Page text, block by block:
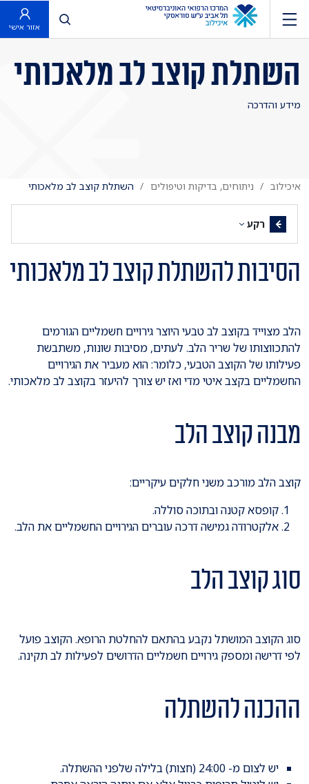
פתח חיפוש
אזור אישי
השתלת קוצב לב מלאכותי
מידע והדרכה
איכילוב ניתוחים, בדיקות וטיפולים השתלת קוצב לב מלאכותי
רקע
הסיבות להשתלת קוצב לב מלאכותי
הלב מצוייד בקוצב לב טבעי היוצר גירויים חשמליים הגורמים
להתכווצותו של שריר הלב. לעתים, מסיבות שונות, משתבשת
פעילותו של הקוצב הטבעי, כלומר: הוא מעביר את הגירויים
החשמליים בקצב איטי מדי ואז יש צורך להיעזר בקוצב לב מלאכותי.
מבנה קוצב הלב
קוצב הלב מורכב משני חלקים עיקריים:
קופסא קטנה ובתוכה סוללה.
אלקטרודה גמישה דרכה עוברים הגירויים החשמליים את הלב.
סוג קוצב הלב
סוג הקוצב המושתל נקבע בהתאם להחלטת הרופא. הקוצב פועל
לפי דרישה ומספק גירויים חשמליים הדרושים לפעילות לב תקינה.
ההכנה להשתלה
יש לצום מ- 24:00 (חצות) בלילה שלפני ההשתלה.